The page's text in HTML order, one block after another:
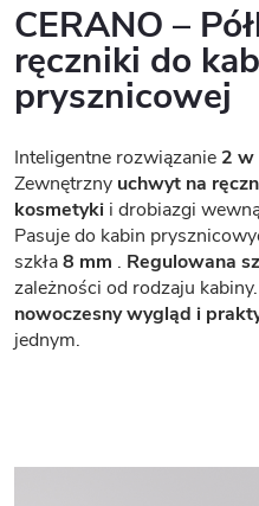
CERANO –
ręczniki do
prysznicowej
Inteligentne rozwiązanie 2 w
Zewnętrzny uchwyt na
kosmetyki i drobiazgi
Pasuje do kabin
szkła8 mm . Regulowana
zależności od rodzaju kabiny.
nowoczesny wygląd i
jednym.